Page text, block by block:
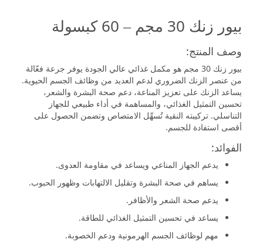
بيور زنك 30 مجم – 60 كبسولة
وصف المنتج:
بيور زنك 30 مجم هو مكمل غذائي عالي الجودة يوفر جرعة فعّالة
من عنصر الزنك الضروري لدعم العديد من وظائف الجسم الحيوية.
يساعد الزنك على تعزيز المناعة، دعم صحة البشرة والشعر،
تحسين التمثيل الغذائي، والمساهمة في أداء طبيعي للجهاز
التناسلي. تركيبته النقية تُسهِّل الامتصاص وتضمن الحصول على
أقصى استفادة للجسم.
الفوائد:
يدعم الجهاز المناعي ويساعد في مقاومة العدوى.
يساهم في صحة البشرة وتقليل الالتهابات وظهور الحبوب.
يدعم صحة الشعر والأظافر.
يساعد في تحسين التمثيل الغذائي للطاقة.
مهم لوظائف الجسم الهرمونية ودعم الخصوبة.